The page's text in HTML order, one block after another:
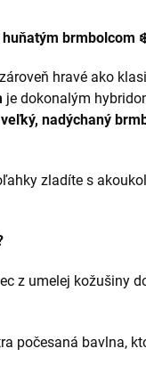
brmbolcom
hravé ako
je dokonalým
veľký, nadýchaný
zladíte s
z umelej kožušiny
počesaná bavlna,